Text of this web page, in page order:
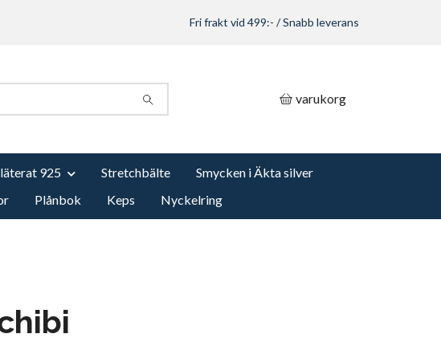
Fri frakt vid 499:- / Snabb leverans
varukorg
925 Stretchbälte
Smycken i Äkta silver
Plånbok Keps Nyckelring